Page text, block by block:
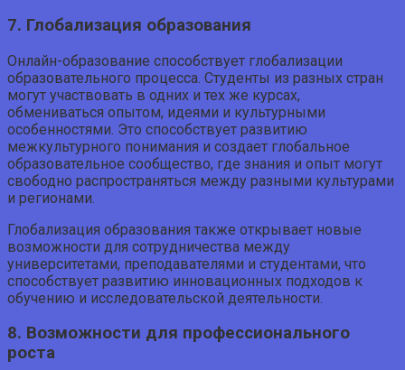
7. Глобализация образования
Онлайн-образование способствует глобализации
образовательного процесса. Студенты из разных стран
могут участвовать в одних и тех же курсах,
обмениваться опытом, идеями и культурными
особенностями. Это способствует развитию
межкультурного понимания и создает глобальное
образовательное сообщество, где знания и опыт могут
свободно распространяться между разными культурами
и регионами.
Глобализация образования также открывает новые
возможности для сотрудничества между
университетами, преподавателями и студентами, что
способствует развитию инновационных подходов к
обучению и исследовательской деятельности.
8. Возможности для профессионального
роста